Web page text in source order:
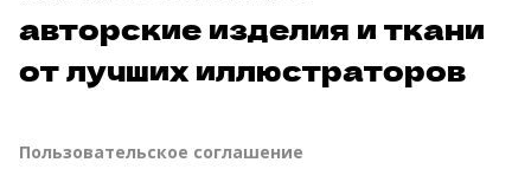
авторские изделия и ткани
от лучших иллюстраторов
Пользовательское соглашение